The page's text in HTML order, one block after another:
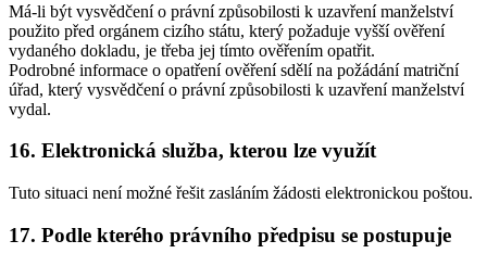
Má-li být vysvědčení o právní způsobilosti k uzavření manželství
použito před orgánem cizího státu, který požaduje vyšší ověření
vydaného dokladu, je třeba jej tímto ověřením opatřit.
Podrobné informace o opatření ověření sdělí na požádání matriční
úřad, který vysvědčení o právní způsobilosti k uzavření manželství
vydal.
16. Elektronická služba, kterou lze využít
Tuto situaci není možné řešit zasláním žádosti elektronickou poštou.
17. Podle kterého právního předpisu se postupuje